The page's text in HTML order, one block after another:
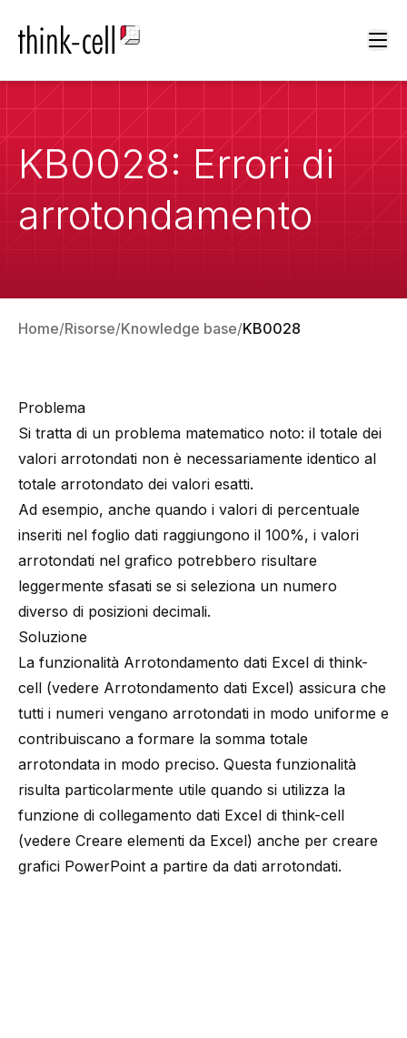
KB0028: Errori di
arrotondamento
Home Risorse Knowledge base KB0028
Problema
Si tratta di un problema matematico noto: il totale dei
valori arrotondati non è necessariamente identico al
totale arrotondato dei valori esatti.
Ad esempio, anche quando i valori di percentuale
inseriti nel foglio dati raggiungono il 100%, i valori
arrotondati nel grafico potrebbero risultare
leggermente sfasati se si seleziona un numero
diverso di posizioni decimali.
Soluzione
La funzionalità Arrotondamento dati Excel di think-
cell (vedere Arrotondamento dati Excel) assicura che
tutti i numeri vengano arrotondati in modo uniforme e
contribuiscano a formare la somma totale
arrotondata in modo preciso. Questa funzionalità
risulta particolarmente utile quando si utilizza la
funzione di collegamento dati Excel di think-cell
(vedere Creare elementi da Excel) anche per creare
grafici PowerPoint a partire da dati arrotondati.